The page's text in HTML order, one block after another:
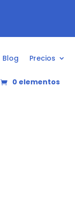
Blog Precios
0 elementos